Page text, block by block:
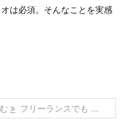
は必須。そんなことを実感
フリーランスでも ...